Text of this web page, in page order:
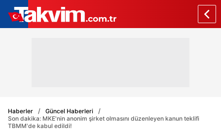
Haberler
Güncel Haberleri
Son dakika: MKE'nin anonim şirket olmasını düzenleyen kanun teklifi
TBMM'de kabul edildi!